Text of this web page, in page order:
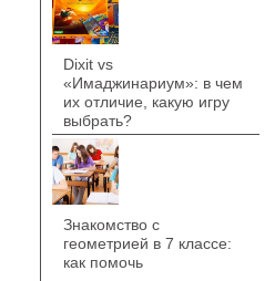
Dixit vs
«Имаджинариум»: в чем
их отличие, какую игру
выбрать?
Знакомство с
геометрией в 7 классе:
как помочь